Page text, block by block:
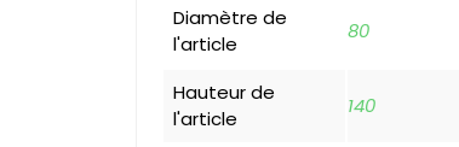
Diamètre de
l'article
80
Hauteur de
l'article
140